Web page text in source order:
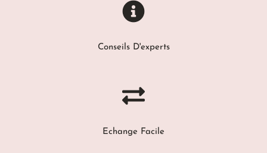
Conseils D'experts
Echange Facile